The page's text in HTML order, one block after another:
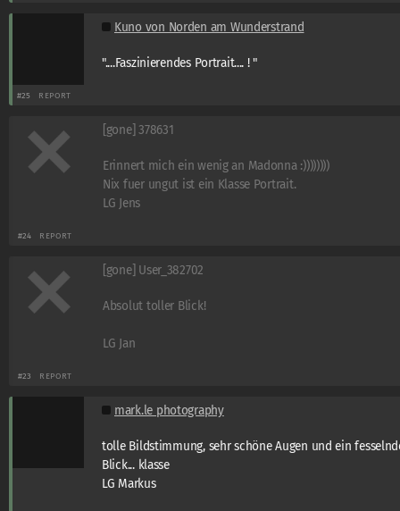
Kuno von Norden am Wunderstrand
"....Faszinierendes Portrait.... ! "
#25 REPORT
[gone] 378631
Erinnert mich ein wenig an Madonna :))))))))
Nix fuer ungut ist ein Klasse Portrait.
LG Jens
#24 REPORT
[gone] User_382702
Absolut toller Blick!
LG Jan
#23 REPORT
mark.le photography
tolle Bildstimmung, sehr schöne Augen und ein
Blick... klasse
LG Markus